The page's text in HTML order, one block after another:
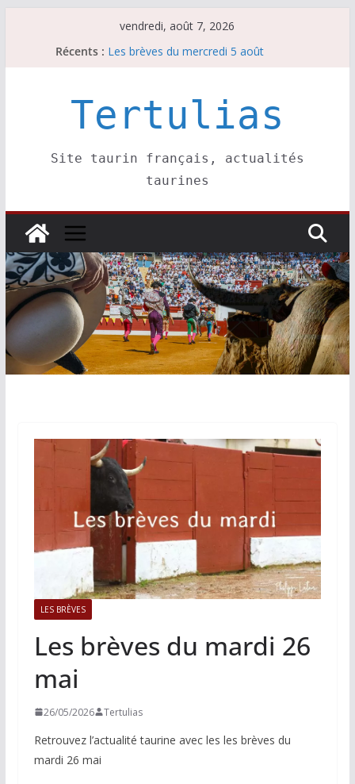
vendredi, août 7, 2026
Récents : Les brèves du jeudi 6 août
Escalafón 2026 – matadors de toros-
Escalafón 2026 – novilleros –
Tertulias
Site taurin français, actualités
taurines
LES BRÈVES
Les brèves du mardi 26
mai
26/05/2026 Tertulias
Retrouvez l’actualité taurine avec les les brèves du
mardi 26 mai